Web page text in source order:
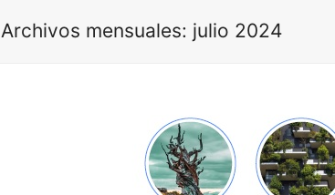
Archivos mensuales: julio 2024